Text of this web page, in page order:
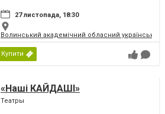
27 листопада, 18:30
Волинський академічний обласний
Купити
«Наші КАЙДАШІ»
Театры